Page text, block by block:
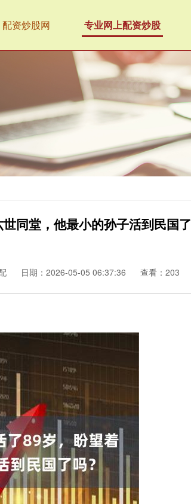
配资炒股网 专业网上配资炒股
同堂，他最小的孙子活到民国了
日期：2026-05-05 06:37:36 查看：203